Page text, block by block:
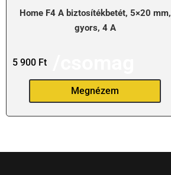
Home F4 A biztosítékbetét, 5×20 mm,
gyors, 4 A
5 900 Ft
Megnézem